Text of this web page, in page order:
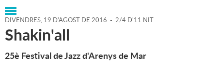
DIVENDRES, 19 D'AGOST DE 2016 - 2/4 D'11 NIT
Shakin'all
25è Festival de Jazz d'Arenys de Mar